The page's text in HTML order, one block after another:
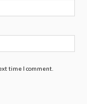
time I comment.